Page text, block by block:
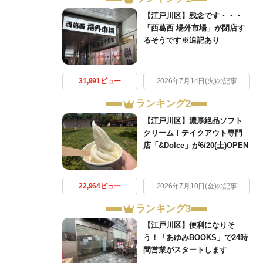
【江戸川区】残念です・・・
「西葛西 場外市場」が閉店す
るそうです※追記あり
31,991ビュー 2026年7月14日(火)の記事
ランキング2
【江戸川区】濃厚絶品ソフト
クリーム！テイクアウト専門
店「&Dolce」が6/20(土)OPEN
22,964ビュー 2026年7月10日(金)の記事
ランキング3
【江戸川区】便利になりそ
う！「あゆみBOOKS」で24時
間営業がスタートします